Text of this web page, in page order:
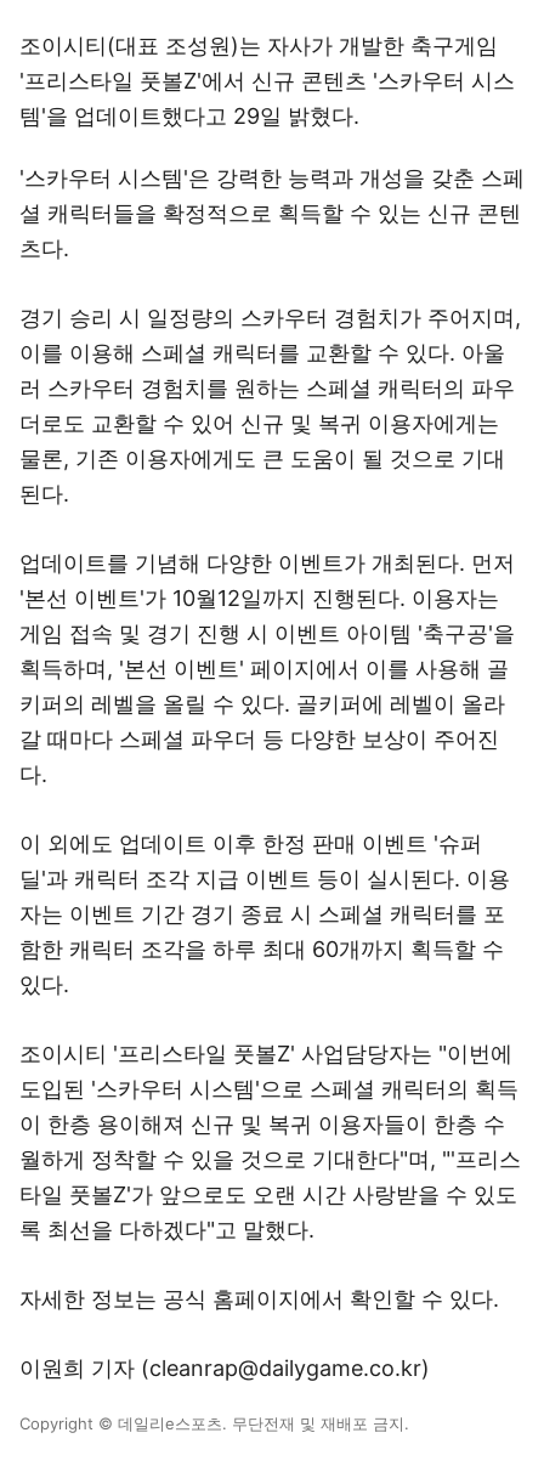
조이시티(대표 조성원)는 자사가 개발한 축구게임
'프리스타일 풋볼Z'에서 신규 콘텐츠 '스카우터 시스
템'을 업데이트했다고 29일 밝혔다.
'스카우터 시스템'은 강력한 능력과 개성을 갖춘 스페
셜 캐릭터들을 확정적으로 획득할 수 있는 신규 콘텐
츠다.
경기 승리 시 일정량의 스카우터 경험치가 주어지며,
이를 이용해 스페셜 캐릭터를 교환할 수 있다. 아울
러 스카우터 경험치를 원하는 스페셜 캐릭터의 파우
더로도 교환할 수 있어 신규 및 복귀 이용자에게는
물론, 기존 이용자에게도 큰 도움이 될 것으로 기대
된다.
업데이트를 기념해 다양한 이벤트가 개최된다. 먼저
'본선 이벤트'가 10월12일까지 진행된다. 이용자는
게임 접속 및 경기 진행 시 이벤트 아이템 '축구공'을
획득하며, '본선 이벤트' 페이지에서 이를 사용해 골
키퍼의 레벨을 올릴 수 있다. 골키퍼에 레벨이 올라
갈 때마다 스페셜 파우더 등 다양한 보상이 주어진
다.
이 외에도 업데이트 이후 한정 판매 이벤트 '슈퍼
딜'과 캐릭터 조각 지급 이벤트 등이 실시된다. 이용
자는 이벤트 기간 경기 종료 시 스페셜 캐릭터를 포
함한 캐릭터 조각을 하루 최대 60개까지 획득할 수
있다.
조이시티 '프리스타일 풋볼Z' 사업담당자는 "이번에
도입된 '스카우터 시스템'으로 스페셜 캐릭터의 획득
이 한층 용이해져 신규 및 복귀 이용자들이 한층 수
월하게 정착할 수 있을 것으로 기대한다"며, "'프리스
타일 풋볼Z'가 앞으로도 오랜 시간 사랑받을 수 있도
록 최선을 다하겠다"고 말했다.
자세한 정보는 공식 홈페이지에서 확인할 수 있다.
이원희 기자 (cleanrap@dailygame.co.kr)
Copyright © 데일리e스포츠. 무단전재 및 재배포 금지.